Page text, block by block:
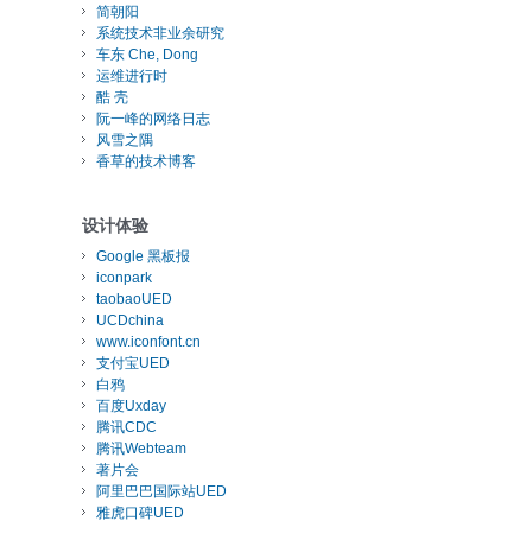
简朝阳
系统技术非业余研究
车东 Che, Dong
运维进行时
酷 壳
阮一峰的网络日志
风雪之隅
香草的技术博客
设计体验
Google 黑板报
iconpark
taobaoUED
UCDchina
www.iconfont.cn
支付宝UED
白鸦
百度Uxday
腾讯CDC
腾讯Webteam
著片会
阿里巴巴国际站UED
雅虎口碑UED